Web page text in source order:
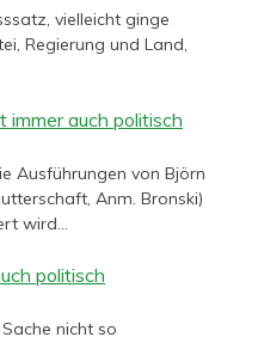
vielleicht ginge
Regierung und Land,
immer auch politisch
Ausführungen von Björn
Anm. Bronski)
wird…
politisch
nicht so